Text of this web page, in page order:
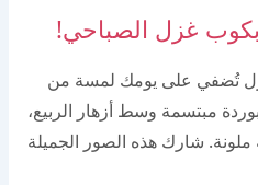
غزل الصباحي!
تُضفي على يومك لمسة من
مبتسمة وسط أزهار الربيع،
ملونة. شارك هذه الصور الجميلة